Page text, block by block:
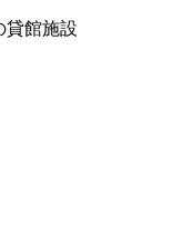
貸館施設